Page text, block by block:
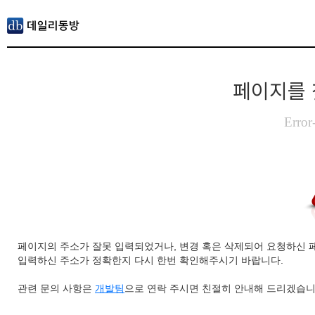
페이지를
페이지의 주소가 잘못 입력되었거나, 변경 혹은 삭제되어 요청하신
입력하신 주소가 정확한지 다시 한번 확인해주시기 바랍니다.
관련 문의 사항은 개발팀 으로 연락 주시면 친절히 안내해 드리겠습